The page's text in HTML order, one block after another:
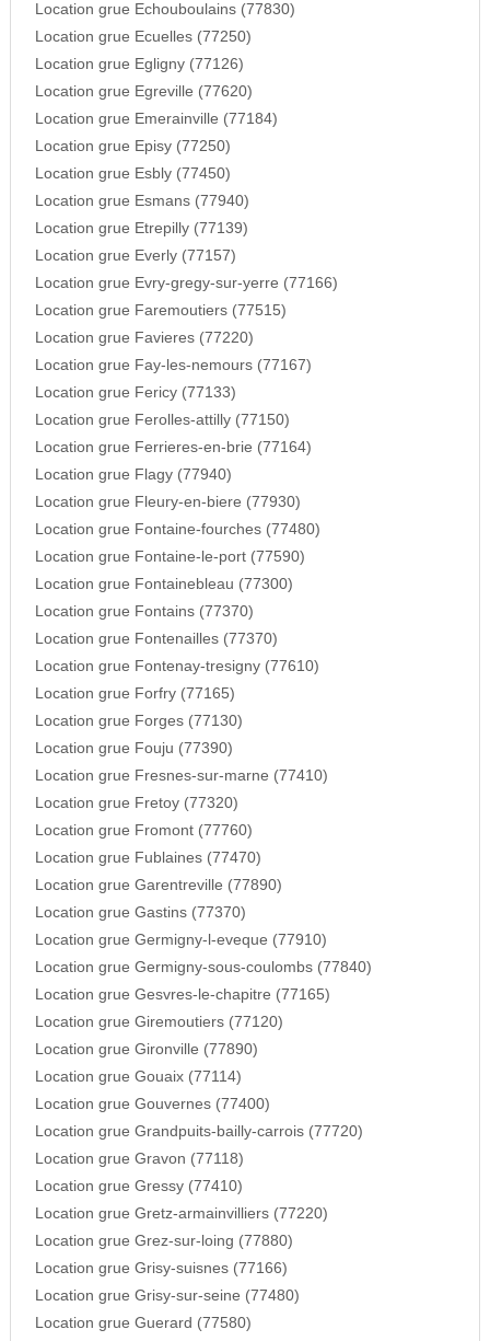
Location grue Echouboulains (77830)
Location grue Ecuelles (77250)
Location grue Egligny (77126)
Location grue Egreville (77620)
Location grue Emerainville (77184)
Location grue Episy (77250)
Location grue Esbly (77450)
Location grue Esmans (77940)
Location grue Etrepilly (77139)
Location grue Everly (77157)
Location grue Evry-gregy-sur-yerre (77166)
Location grue Faremoutiers (77515)
Location grue Favieres (77220)
Location grue Fay-les-nemours (77167)
Location grue Fericy (77133)
Location grue Ferolles-attilly (77150)
Location grue Ferrieres-en-brie (77164)
Location grue Flagy (77940)
Location grue Fleury-en-biere (77930)
Location grue Fontaine-fourches (77480)
Location grue Fontaine-le-port (77590)
Location grue Fontainebleau (77300)
Location grue Fontains (77370)
Location grue Fontenailles (77370)
Location grue Fontenay-tresigny (77610)
Location grue Forfry (77165)
Location grue Forges (77130)
Location grue Fouju (77390)
Location grue Fresnes-sur-marne (77410)
Location grue Fretoy (77320)
Location grue Fromont (77760)
Location grue Fublaines (77470)
Location grue Garentreville (77890)
Location grue Gastins (77370)
Location grue Germigny-l-eveque (77910)
Location grue Germigny-sous-coulombs (77840)
Location grue Gesvres-le-chapitre (77165)
Location grue Giremoutiers (77120)
Location grue Gironville (77890)
Location grue Gouaix (77114)
Location grue Gouvernes (77400)
Location grue Grandpuits-bailly-carrois (77720)
Location grue Gravon (77118)
Location grue Gressy (77410)
Location grue Gretz-armainvilliers (77220)
Location grue Grez-sur-loing (77880)
Location grue Grisy-suisnes (77166)
Location grue Grisy-sur-seine (77480)
Location grue Guerard (77580)